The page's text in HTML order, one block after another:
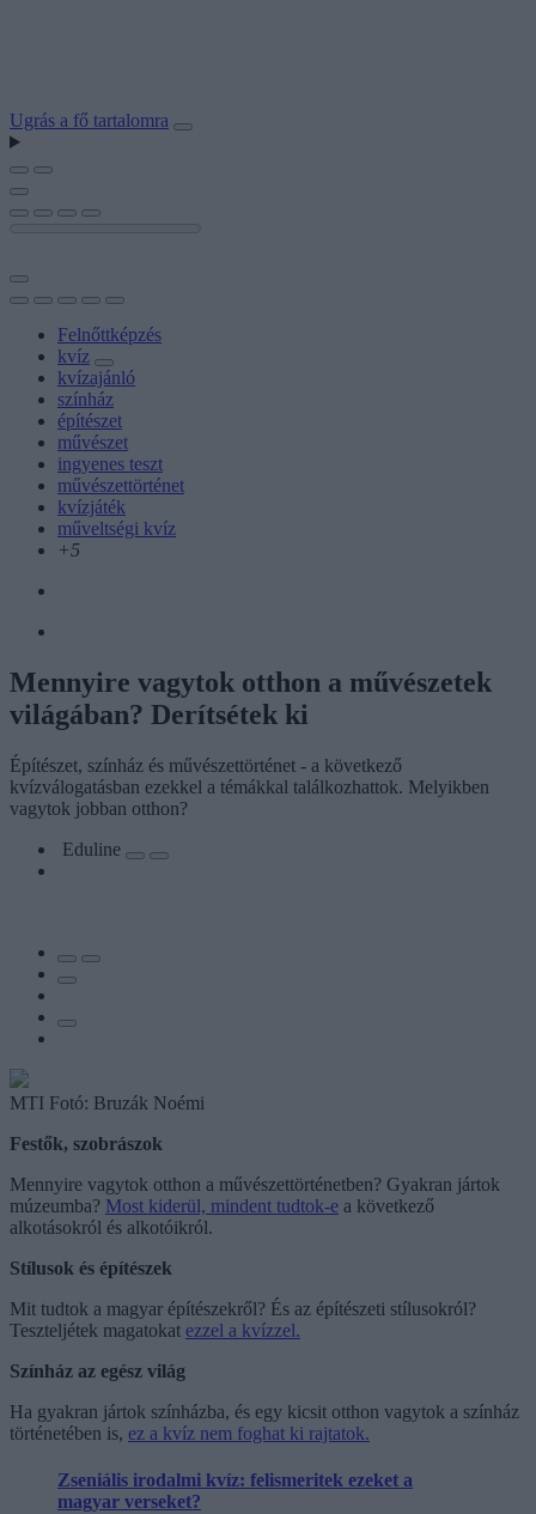
Ugrás a fő tartalomra
Felnőttképzés
kvíz
kvízajánló
színház
építészet
művészet
ingyenes teszt
művészettörténet
kvízjáték
műveltségi kvíz
+5
Mennyire vagytok otthon a művészetek
világában? Derítsétek ki
Építészet, színház és művészettörténet - a következő
kvízválogatásban ezekkel a témákkal találkozhattok. Melyikben
vagytok jobban otthon?
Eduline
MTI Fotó: Bruzák Noémi
Festők, szobrászok
Mennyire vagytok otthon a művészettörténetben? Gyakran jártok
múzeumba? Most kiderül, mindent tudtok-e a következő
alkotásokról és alkotóikról.
Stílusok és építészek
Mit tudtok a magyar építészekről? És az építészeti stílusokról?
Teszteljétek magatokat ezzel a kvízzel.
Színház az egész világ
Ha gyakran jártok színházba, és egy kicsit otthon vagytok a színház
történetében is, ez a kvíz nem foghat ki rajtatok.
Zseniális irodalmi kvíz: felismeritek ezeket a
magyar verseket?